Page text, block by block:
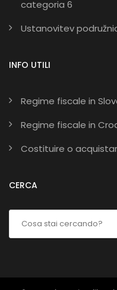
categoria 6
Ustanovitev
INFO UTILI
Regime fiscale in
Regime fiscale in
Costituire o
CERCA